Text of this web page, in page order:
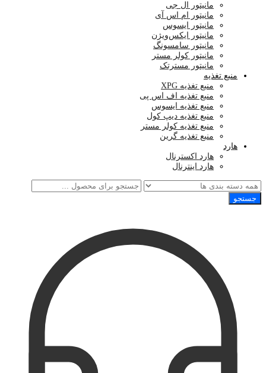
مانیتور ال جی
مانیتور ام اس آی
مانیتور ایسوس
مانیتور ایکس‌ویژن
مانیتور سامسونگ
مانیتور کولر مستر
مانیتور مسترتک
منبع تغذیه
منبع تغذیه XPG
منبع تغذیه اف اس پی
منبع تغذیه ایسوس
منبع تغذیه دیپ کول
منبع تغذیه کولر مستر
منبع تغذیه گرین
هارد
هارد اکسترنال
هارد اینترنال
جستجو